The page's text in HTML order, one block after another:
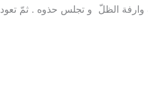
وارفة الظلّ و تجلس حذوه . ثمّ تعود